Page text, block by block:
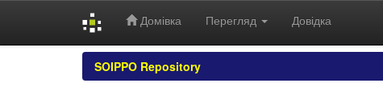
Домівка Перегляд Довідка
SOIPPO Repository